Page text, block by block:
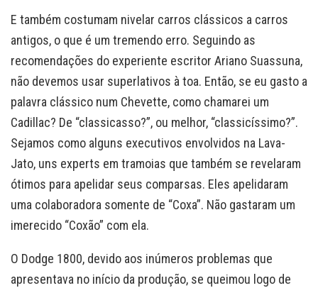
E também costumam nivelar carros clássicos a carros
antigos, o que é um tremendo erro. Seguindo as
recomendações do experiente escritor Ariano Suassuna,
não devemos usar superlativos à toa. Então, se eu gasto a
palavra clássico num Chevette, como chamarei um
Cadillac? De “classicasso?”, ou melhor, “classicíssimo?”.
Sejamos como alguns executivos envolvidos na Lava-
Jato, uns experts em tramoias que também se revelaram
ótimos para apelidar seus comparsas. Eles apelidaram
uma colaboradora somente de “Coxa”. Não gastaram um
imerecido “Coxão” com ela.
O Dodge 1800, devido aos inúmeros problemas que
apresentava no início da produção, se queimou logo de